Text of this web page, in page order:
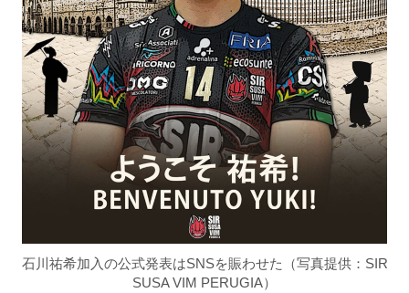
石川祐希加入の公式発表はSNSを賑わせた（写真提供：SIR
SUSA VIM PERUGIA）